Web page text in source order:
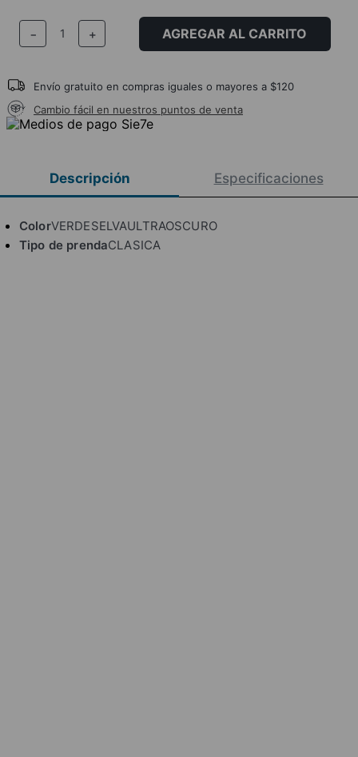
＋
－ AGREGAR AL CARRITO
Envío gratuito en compras iguales o mayores a $120
Cambio fácil en nuestros puntos de venta
Descripción Especificaciones
ColorVERDESELVAULTRAOSCURO
Tipo de prendaCLASICA